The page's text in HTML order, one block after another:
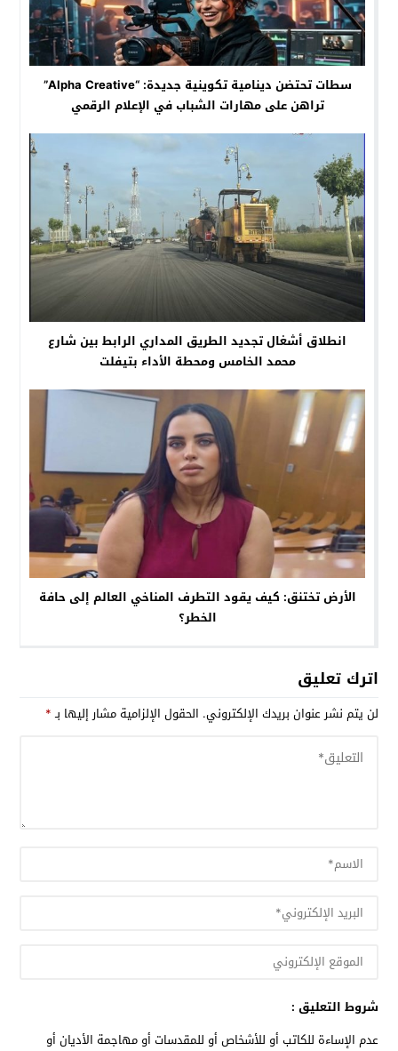
سطات تحتضن دينامية تكوينية جديدة: “Alpha Creative”
تراهن على مهارات الشباب في الإعلام الرقمي
انطلاق أشغال تجديد الطريق المداري الرابط بين شارع
محمد الخامس ومحطة الأداء بتيفلت
الأرض تختنق: كيف يقود التطرف المناخي العالم إلى حافة
الخطر؟
اترك تعليق
لن يتم نشر عنوان بريدك الإلكتروني. الحقول الإلزامية مشار إليها بـ*
شروط التعليق :
عدم الإساءة للكاتب أو للأشخاص أو للمقدسات أو مهاجمة الأديان أو